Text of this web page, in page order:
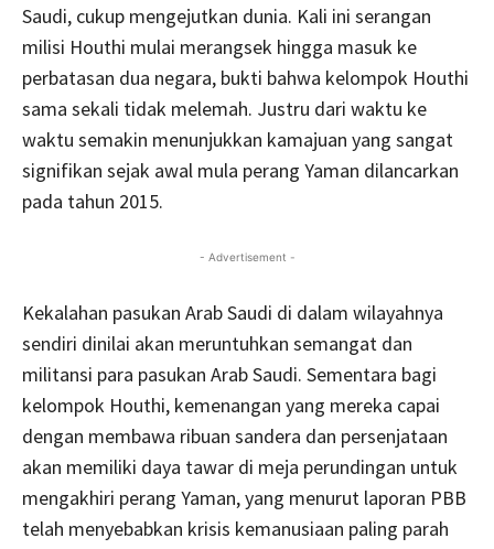
Saudi, cukup mengejutkan dunia. Kali ini serangan
milisi Houthi mulai merangsek hingga masuk ke
perbatasan dua negara, bukti bahwa kelompok Houthi
sama sekali tidak melemah. Justru dari waktu ke
waktu semakin menunjukkan kamajuan yang sangat
signifikan sejak awal mula perang Yaman dilancarkan
pada tahun 2015.
- Advertisement -
Kekalahan pasukan Arab Saudi di dalam wilayahnya
sendiri dinilai akan meruntuhkan semangat dan
militansi para pasukan Arab Saudi. Sementara bagi
kelompok Houthi, kemenangan yang mereka capai
dengan membawa ribuan sandera dan persenjataan
akan memiliki daya tawar di meja perundingan untuk
mengakhiri perang Yaman, yang menurut laporan PBB
telah menyebabkan krisis kemanusiaan paling parah